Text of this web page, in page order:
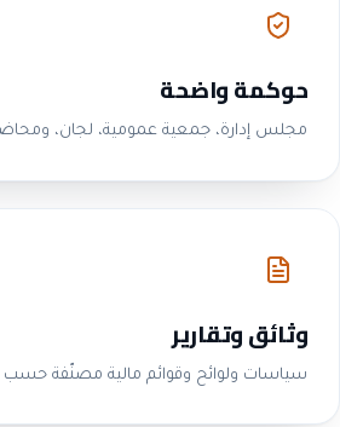
حوكمة واضحة
مجلس إدارة، جمعية عمومية، لجان،
وثائق وتقارير
سياسات ولوائح وقوائم مالية مصنّفة حسب